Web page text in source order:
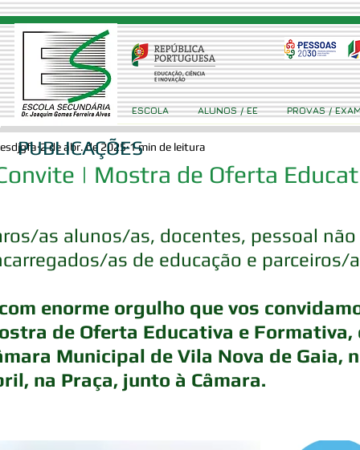
| Mostra de Oferta
esdjgfa 2 de abr. de 2025 1 min de leitura
as alunos/as, docentes, pessoal
as de educação e parceiros/
enorme orgulho que vos
de Oferta Educativa e
Municipal de Vila Nova de Gaia,
na Praça, junto à Câmara.
PUBLICAÇÕES
ESCOLA ALUNOS / EE PROVAS /